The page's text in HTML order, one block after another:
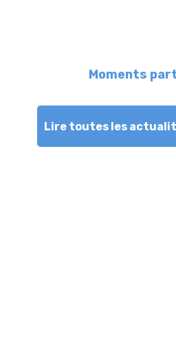
Moments
Lire toutes les